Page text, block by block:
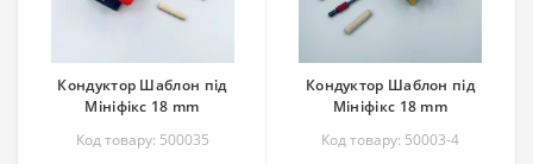
Кондуктор Шаблон під
Мініфікс 18 mm
Код товару: 500035
Кондуктор Шаблон під
Мініфікс 18 mm
Код товару: 50003-4